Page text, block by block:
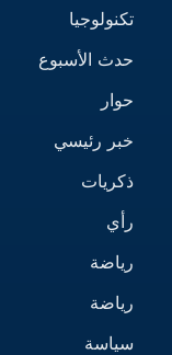
تكنولوجيا
حدث الأسبوع
حوار
خبر رئيسي
ذكريات
رأي
رياضة
رياضة
سياسة